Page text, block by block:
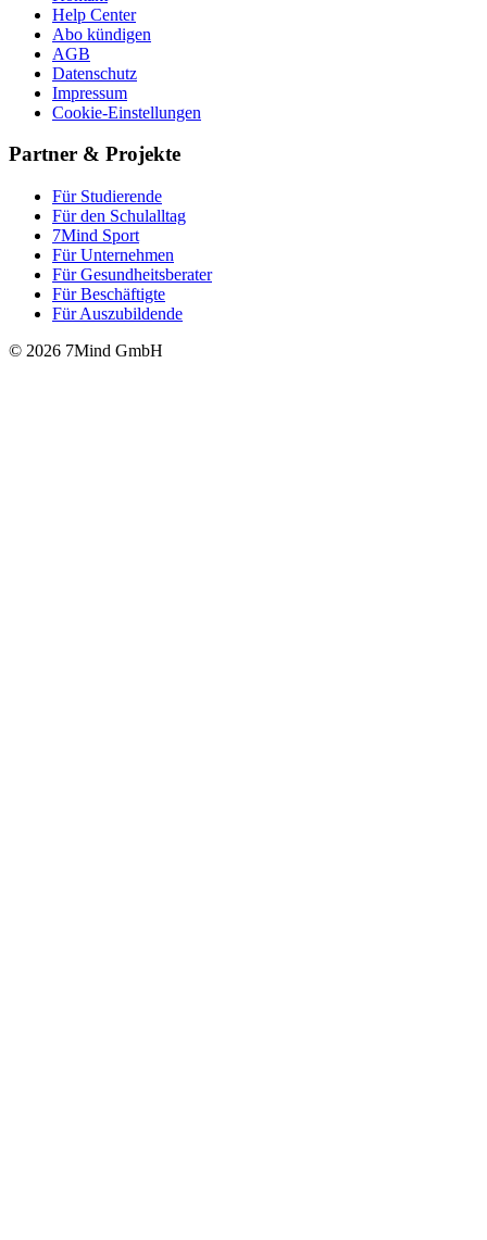
Help Center
Abo kündigen
AGB
Datenschutz
Impressum
Cookie-Einstellungen
Partner & Projekte
Für Stu­die­rende
Für den Schulalltag
7Mind Sport
Für Unter­neh­men
Für Gesund­heits­be­ra­ter
Für Beschäftigte
Für Auszubildende
© 2026 7Mind GmbH